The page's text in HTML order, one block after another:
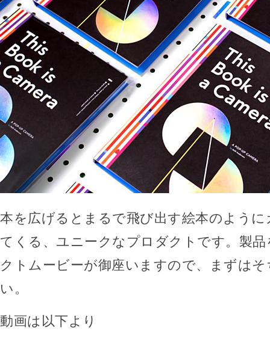
本を広げるとまるで飛び出す絵本のよう
てくる、ユニークなプロダクトです。製
クトムービーが御座いますので、まずは
い。
動画は以下より